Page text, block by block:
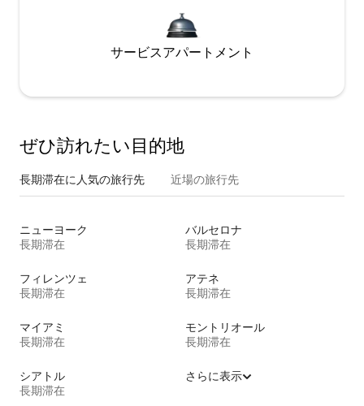
サービスアパートメント
ぜひ訪⁠れ⁠た⁠い目⁠的⁠地
長期滞在に人気の旅行先 近場の旅行先
ニューヨーク
長期滞在
バルセロナ
長期滞在
フィレンツェ
長期滞在
アテネ
長期滞在
マイアミ
長期滞在
モントリオール
長期滞在
シアトル
長期滞在
さらに表示